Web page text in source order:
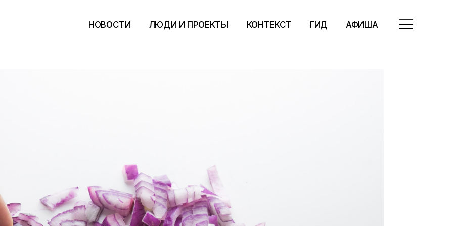
НОВОСТИ ЛЮДИ И ПРОЕКТЫ КОНТЕКСТ ГИД АФИША